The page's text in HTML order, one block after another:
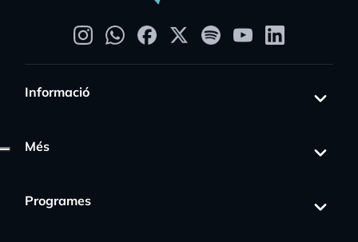
Informació
Més
Programes